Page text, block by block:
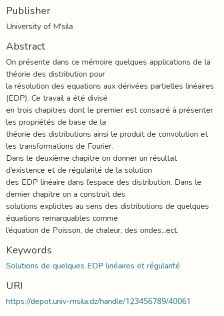
Publisher
University of M'sila
Abstract
On présente dans ce mémoire quelques applications de la
théorie des distribution pour
la résolution des equations aux dérivées partielles linéaires
(EDP). Ce travail a été divisé
en trois chapitres dont le premier est consacré à présenter
les propriétés de base de la
théorie des distributions ainsi le produit de convolution et
les transformations de Fourier.
Dans le deuxième chapitre on donner un résultat
d’existence et de régularité de la solution
des EDP linéaire dans l’espace des distribution. Dans le
dernier chapitre on a construit des
solutions explicites au sens des distributions de quelques
équations remarquables comme
l’équation de Poisson, de chaleur, des ondes...ect.
Keywords
Solutions de quelques EDP linéaires et régularité
URI
https://depot.univ-msila.dz/handle/123456789/40061